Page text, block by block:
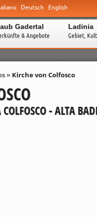
Deutsch English
Gadertal
& Angebote
Ladinia
Gebiet,
» Kirche von Colfosco
- ALTA